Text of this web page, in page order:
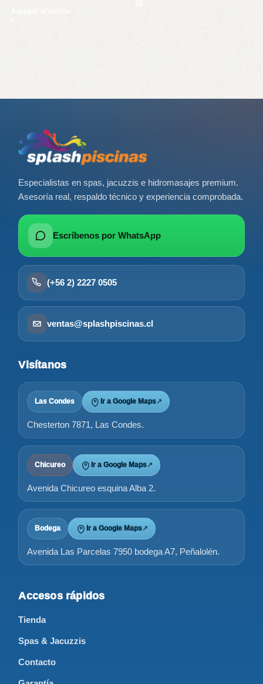
Agregar al carrito
Especialistas en spas, jacuzzis e hidromasajes premium.
Asesoría real, respaldo técnico y experiencia comprobada.
Escríbenos por WhatsApp
(+56 2) 2227 0505
ventas@splashpiscinas.cl
Visítanos
Las Condes Ir a Google Maps↗
Chesterton 7871, Las Condes.
Chicureo Ir a Google Maps↗
Avenida Chicureo esquina Alba 2.
Bodega Ir a Google Maps↗
Avenida Las Parcelas 7950 bodega A7, Peñalolén.
Accesos rápidos
Tienda
Spas & Jacuzzis
Contacto